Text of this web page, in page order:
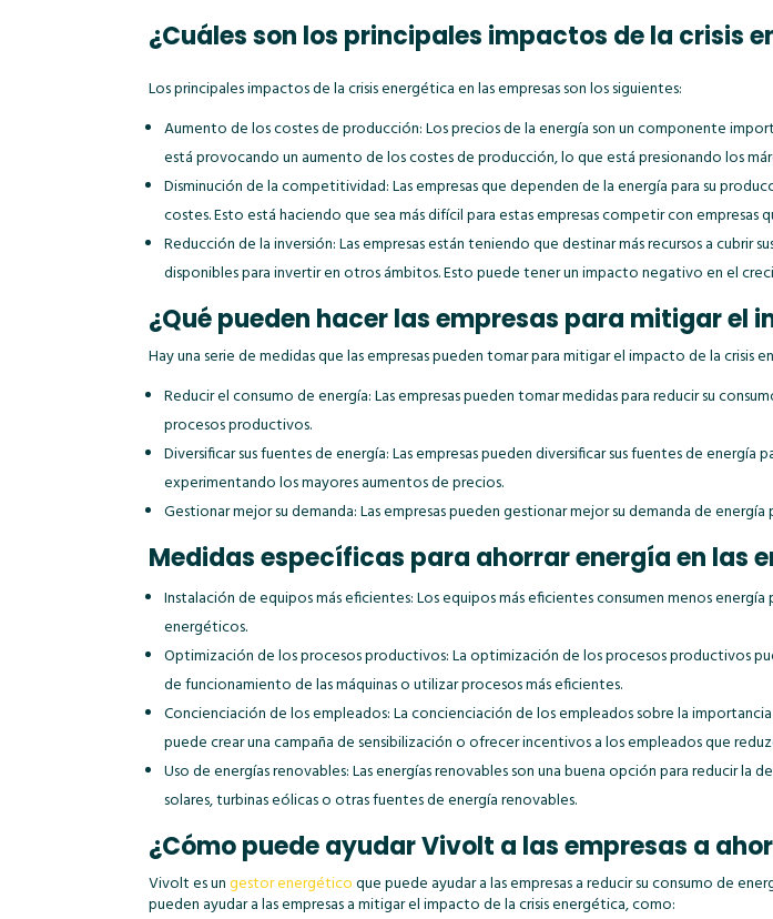
¿Cuáles son los principales impactos de la crisis
Los principales impactos de la crisis energética en las empresas son los siguientes:
Aumento de los costes de producción: Los precios de la energía son un componente
está provocando un aumento de los costes de producción, lo que está presionando los
Disminución de la competitividad: Las empresas que dependen de la energía para su
costes. Esto está haciendo que sea más difícil para estas empresas competir con empresas
Reducción de la inversión: Las empresas están teniendo que destinar más recursos a
disponibles para invertir en otros ámbitos. Esto puede tener un impacto negativo en el
¿Qué pueden hacer las empresas para mitigar el
Hay una serie de medidas que las empresas pueden tomar para mitigar el impacto de la crisis
Reducir el consumo de energía: Las empresas pueden tomar medidas para reducir su
procesos productivos.
Diversificar sus fuentes de energía: Las empresas pueden diversificar sus fuentes de
experimentando los mayores aumentos de precios.
Gestionar mejor su demanda: Las empresas pueden gestionar mejor su demanda de energía
Medidas específicas para ahorrar energía en las
Instalación de equipos más eficientes: Los equipos más eficientes consumen menos
energéticos.
Optimización de los procesos productivos: La optimización de los procesos productivos
de funcionamiento de las máquinas o utilizar procesos más eficientes.
Concienciación de los empleados: La concienciación de los empleados sobre la
puede crear una campaña de sensibilización o ofrecer incentivos a los empleados que
Uso de energías renovables: Las energías renovables son una buena opción para reducir
solares, turbinas eólicas o otras fuentes de energía renovables.
¿Cómo puede ayudar Vivolt a las empresas a
Vivolt es ungestor energéticoque puede ayudar a las empresas a reducir su consumo de
pueden ayudar a las empresas a mitigar el impacto de la crisis energética, como: